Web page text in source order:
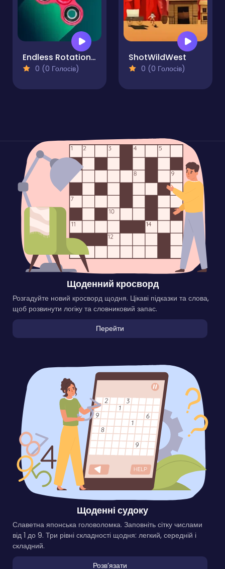
Endless Rotation - Spinner Challenge
0 (0 Голосів)
ShotWildWest
0 (0 Голосів)
Щоденний кросворд
Розгадуйте новий кросворд щодня. Цікаві підказки та слова,
щоб розвинути логіку та словниковий запас.
Перейти
Щоденні судоку
Славетна японська головоломка. Заповніть сітку числами
від 1 до 9. Три рівні складності щодня: легкий, середній і
складний.
Розвʼязати